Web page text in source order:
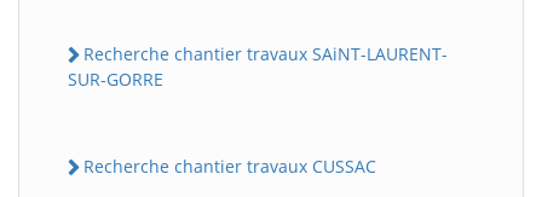
Recherche chantier travaux SAiNT-LAURENT-
SUR-GORRE
Recherche chantier travaux CUSSAC